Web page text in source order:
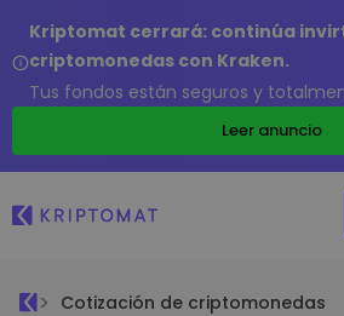
Kriptomat cerrará: continúa
criptomonedas con Kraken.
Tus fondos están seguros y
Leer anuncio
Cotización de criptomonedas